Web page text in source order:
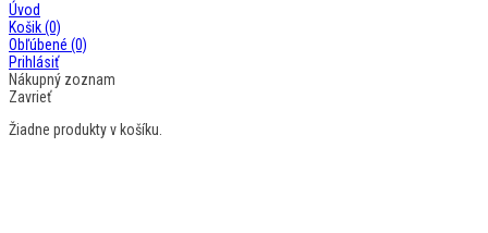
Úvod
Košik(0)
Obľúbené (0)
Prihlásiť
Nákupný zoznam
Zavrieť
Žiadne produkty v košíku.